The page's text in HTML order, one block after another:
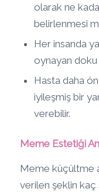
olarak ne
belirlenmesi
Her insanda
oynayan doku
Hasta daha
iyileşmiş bir
verebilir.
Meme Estetiği
Meme küçültme
verilen şeklin kaç